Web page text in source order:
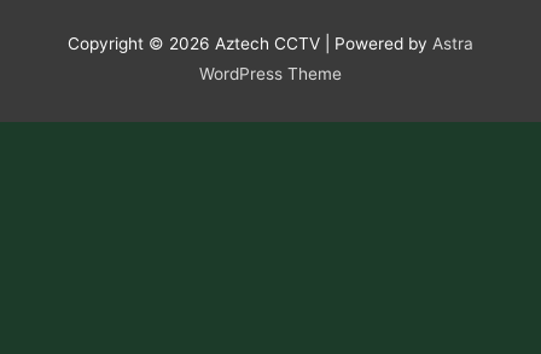
Copyright © 2026 Aztech CCTV | Powered by Astra
WordPress Theme